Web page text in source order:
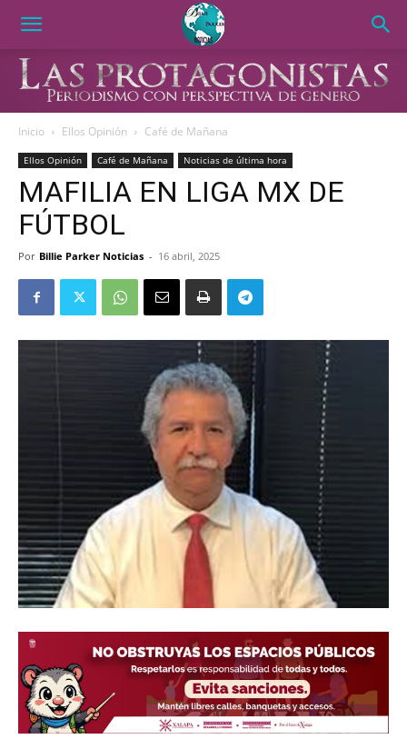
Inicio Ellos Opinión Café de Mañana
Ellos Opinión Café de Mañana Noticias de última hora
MAFILIA EN LIGA MX DE
FÚTBOL
Por Billie Parker Noticias - 16 abril, 2025